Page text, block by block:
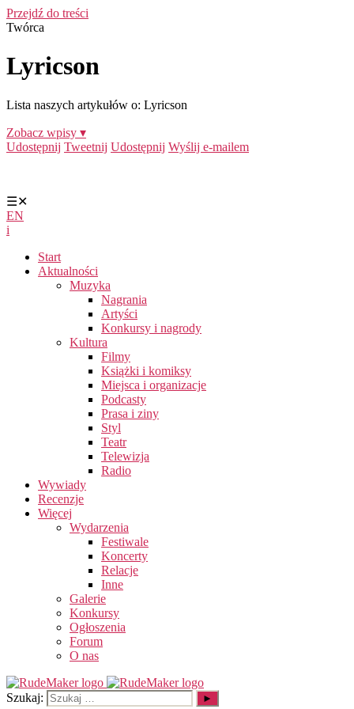
Przejdź do treści
Twórca
Lyricson
Lista naszych artykułów o: Lyricson
Zobacz wpisy ▾
Udostępnij Tweetnij Udostępnij Wyślij e-mailem
☰✕
EN
i
Start
Aktualności
Muzyka
Nagrania
Artyści
Konkursy i nagrody
Kultura
Filmy
Książki i komiksy
Miejsca i organizacje
Podcasty
Prasa i ziny
Styl
Teatr
Telewizja
Radio
Wywiady
Recenzje
Więcej
Wydarzenia
Festiwale
Koncerty
Relacje
Inne
Galerie
Konkursy
Ogłoszenia
Forum
O nas
Szukaj: